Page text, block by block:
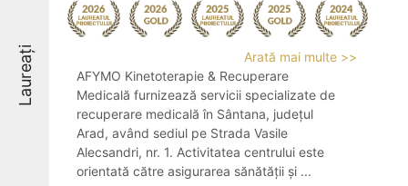
Laureați
Arată mai multe >>
AFYMO Kinetoterapie & Recuperare
Medicală furnizează servicii specializate de
recuperare medicală în Sântana, județul
Arad, având sediul pe Strada Vasile
Alecsandri, nr. 1. Activitatea centrului este
orientată către asigurarea sănătății și ...